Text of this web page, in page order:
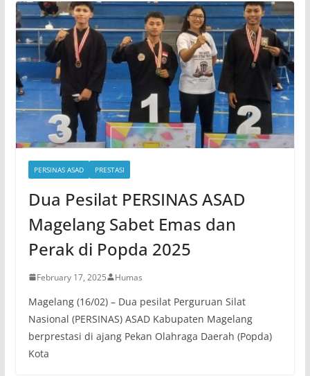
PERSINAS ASAD PRESTASI
Dua Pesilat PERSINAS ASAD
Magelang Sabet Emas dan
Perak di Popda 2025
February 17, 2025 Humas
Magelang (16/02) – Dua pesilat Perguruan Silat
Nasional (PERSINAS) ASAD Kabupaten Magelang
berprestasi di ajang Pekan Olahraga Daerah (Popda)
Kota